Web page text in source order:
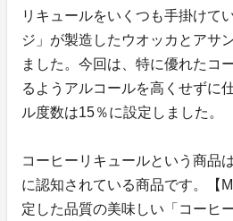
リキュールをいくつも手掛けて
ジ」が製造したウオッカとアサ
ました。今回は、特に優れたコ
るようアルコールを高くせずに
ル度数は15％に設定しました。
コーヒーリキュールという商品
に認知されている商品です。【
定した品質の美味しい「コーヒ